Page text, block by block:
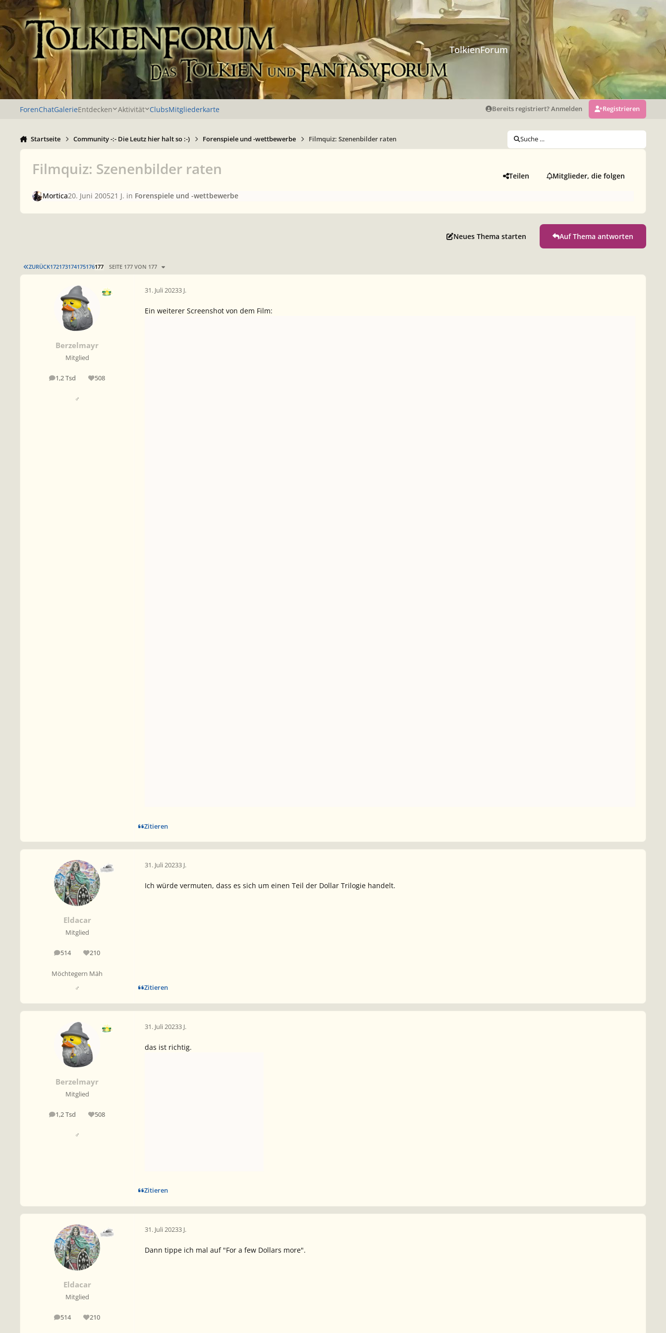
Zu Inhalt springen
TolkienForum
ForenChatGalerieEntdecken Aktivität ClubsMitgliederkarte Bereits registriert? Anmelden Registrieren
Startseite Community -:- Die Leutz hier halt so :-) Forenspiele und -wettbewerbe Filmquiz: Szenenbilder raten Suche …
Filmquiz: Szenenbilder raten Teilen Mitglieder, die folgen
Mortica20. Juni 200521 J. in Forenspiele und -wettbewerbe
Neues Thema starten Auf Thema antworten
ERSTE SEITE
ZURÜCK172173174175176177 SEITE 177 VON 177
Berzelmayr
Mitglied
1,2 Tsd
Beiträge 508
Reputation
♂
31. Juli 20233 J.
Ein weiterer Screenshot von dem Film:
Zitieren
Eldacar
Mitglied
514
Beiträge 210
Reputation
Möchtegern Mäh
♂
31. Juli 20233 J.
Ich würde vermuten, dass es sich um einen Teil der Dollar Trilogie handelt.
Zitieren
Berzelmayr
Mitglied
1,2 Tsd
Beiträge 508
Reputation
♂
31. Juli 20233 J.
das ist richtig.
Zitieren
Eldacar
Mitglied
514
Beiträge 210
Reputation
31. Juli 20233 J.
Dann tippe ich mal auf "For a few Dollars more".